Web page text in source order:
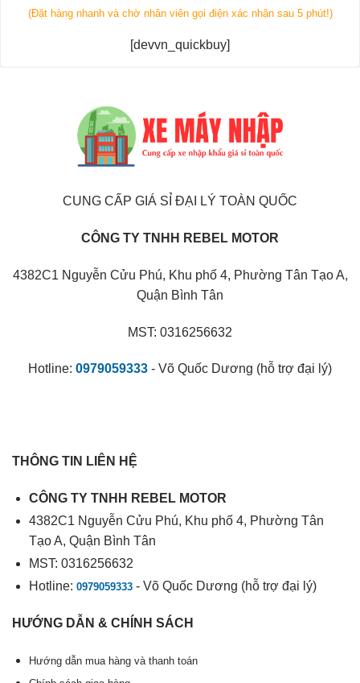
(Đặt hàng nhanh và chờ nhân viên gọi điện xác nhận sau 5 phút!)
[devvn_quickbuy]
CUNG CẤP GIÁ SỈ ĐẠI LÝ TOÀN QUỐC
CÔNG TY TNHH REBEL MOTOR
4382C1 Nguyễn Cửu Phú, Khu phố 4, Phường Tân Tạo A,
Quận Bình Tân
MST: 0316256632
Hotline: 0979059333 - Võ Quốc Dương (hỗ trợ đại lý)
THÔNG TIN LIÊN HỆ
CÔNG TY TNHH REBEL MOTOR
4382C1 Nguyễn Cửu Phú, Khu phố 4, Phường Tân
Tạo A, Quận Bình Tân
MST: 0316256632
Hotline: 0979059333- Võ Quốc Dương (hỗ trợ đại lý)
HƯỚNG DẪN & CHÍNH SÁCH
Hướng dẫn mua hàng và thanh toán